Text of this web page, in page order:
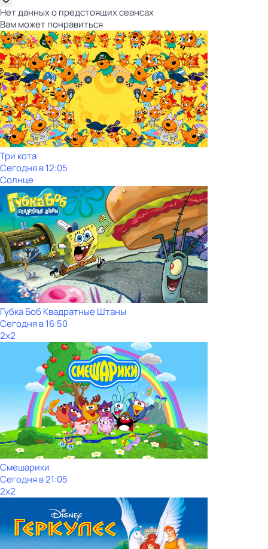
Нет данных о предстоящих сеансах
Вам может понравиться
Три кота
Сегодня в 12:05
Солнце
Губка Боб Квадратные Штаны
Сегодня в 16:50
2x2
Смешарики
Сегодня в 21:05
2x2